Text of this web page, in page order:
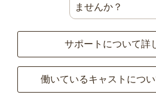
ませんか？
サポートについて詳
働いているキャストにつ